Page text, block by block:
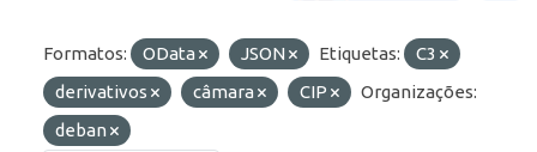
Formatos: OData JSON Etiquetas:
C3
derivativos
câmara CIP
Organizações:
deban